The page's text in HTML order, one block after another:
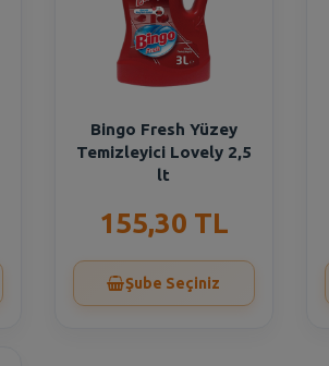
Bingo Fresh Yüzey
Temizleyici Lovely 2,5
lt
155,30 TL
Şube Seçiniz